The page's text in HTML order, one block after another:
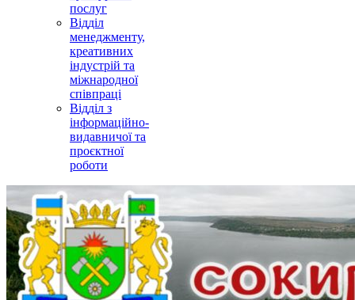
послуг
Відділ
менеджменту,
креативних
індустрій та
міжнародної
співпраці
Відділ з
інформаційно-
видавничої та
проєктної
роботи